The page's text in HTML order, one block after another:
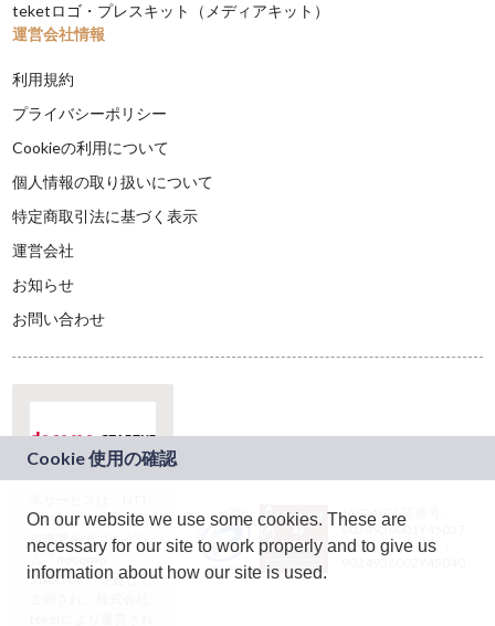
teketロゴ・プレスキット（メディアキット）
運営会社情報
利用規約
プライバシーポリシー
Cookieの利用について
個人情報の取り扱いについて
特定商取引法に基づく表示
運営会社
お知らせ
お問い合わせ
ドコモグループの新
規事業創出プログラ
ム「docomo
STARTUP」を通じて
JASRAC許諾番号：
9024936001Y45037
JASRAC許諾番号：
On our website we use some cookies. These are
necessary for our site to work properly and to give us
information about how our site is used.